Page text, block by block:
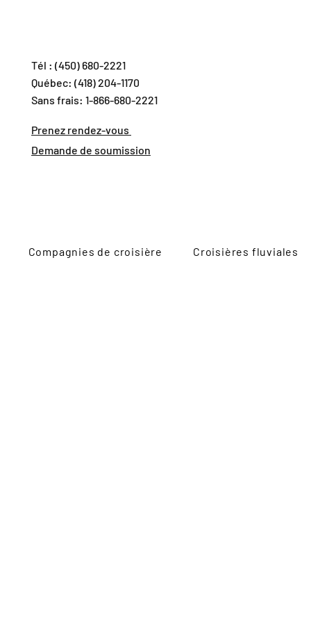
Tél : (450) 680-2221
Québec: (418) 204-1170
Sans frais: 1-866-680-2221
Prenez rendez-vous
Demande de soumission
Compagnies de croisière Croisières fluviales